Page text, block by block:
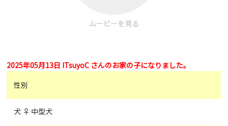
ムービーを見る
2025年05月13日 ITsuyoC さんのお家の子になりました。
性別
犬 ♀ 中型犬